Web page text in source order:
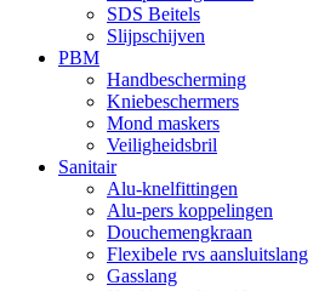
SDS Beitels
Slijpschijven
PBM
Handbescherming
Kniebeschermers
Mond maskers
Veiligheidsbril
Sanitair
Alu-knelfittingen
Alu-pers koppelingen
Douchemengkraan
Flexibele rvs aansluitslang
Gasslang